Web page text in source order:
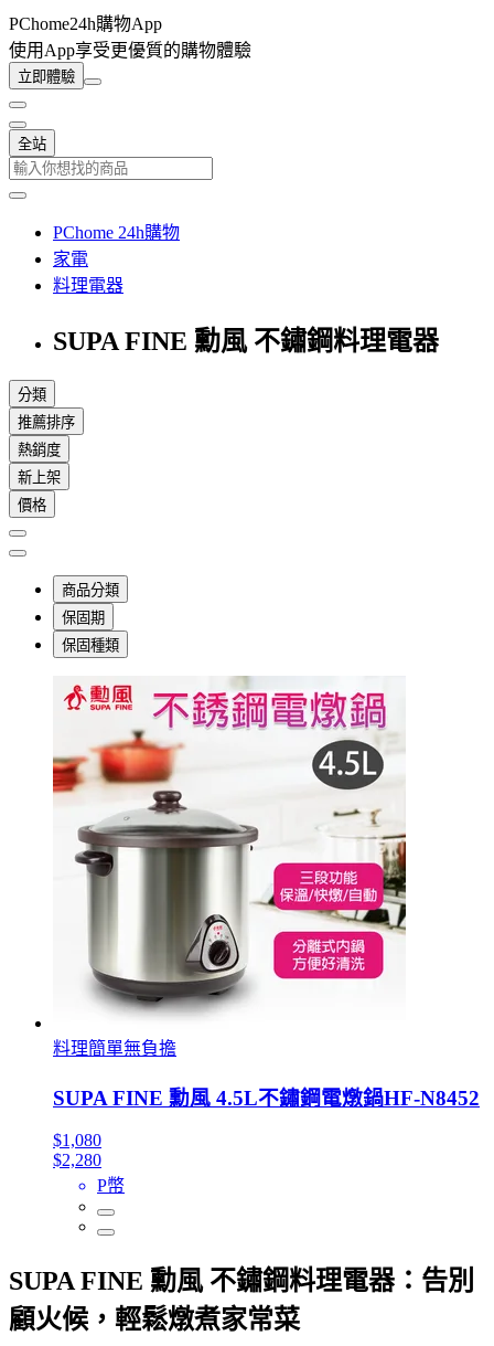
PChome24h購物App
使用App享受更優質的購物體驗
立即體驗
全站
PChome 24h購物
家電
料理電器
SUPA FINE 勳風 不鏽鋼料理電器
分類
推薦排序
熱銷度
新上架
價格
商品分類
保固期
保固種類
料理簡單無負擔
SUPA FINE 勳風 4.5L不鏽鋼電燉鍋HF-N8452
$1,080
$2,280
P幣
SUPA FINE 勳風 不鏽鋼料理電器：告別
顧火候，輕鬆燉煮家常菜